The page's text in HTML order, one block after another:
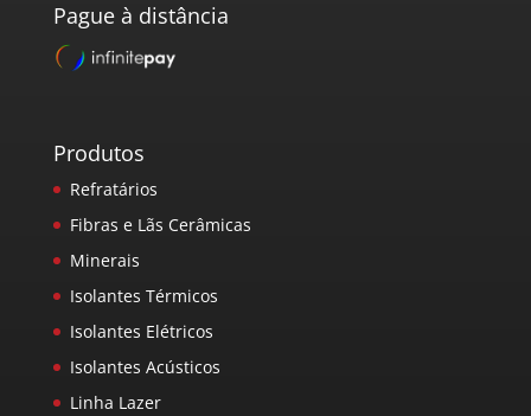
Pague à distância
Produtos
Refratários
Fibras e Lãs Cerâmicas
Minerais
Isolantes Térmicos
Isolantes Elétricos
Isolantes Acústicos
Linha Lazer